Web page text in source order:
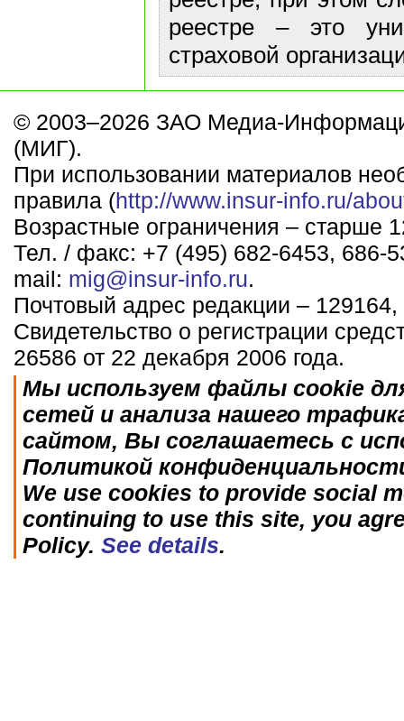
реестре – это
страховой
© 2003–2026 ЗАО Медиа-
(МИГ).
При использовании материалов
правила (http://www.insur-info.ru/
Возрастные ограничения – старше
Тел. / факс: +7 (495) 682-6453, 686-
mail: mig@insur-info.ru.
Почтовый адрес редакции –
Свидетельство о регистрации
26586 от 22 декабря 2006 года.
Мы используем файлы cookie
сетей и анализа нашего
сайтом, Вы соглашаетесь с
Политикой
We use cookies to provide social
continuing to use this site, you
Policy. See details.